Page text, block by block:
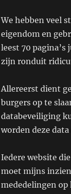
We hebben veel
eigendom en
leest 70
zijn ronduit
Allereerst dient
burgers op te
databeveiliging
worden deze
Iedere website
moet mijns
mededelingen op